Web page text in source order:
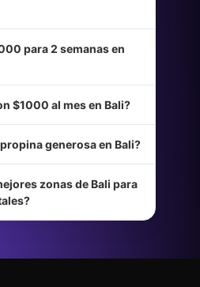
para 2 semanas en
$1000 al mes en Bali?
generosa en Bali?
zonas de Bali para